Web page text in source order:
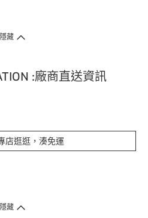
隱藏
:廠商直送資訊
店逛逛，湊免運
隱藏